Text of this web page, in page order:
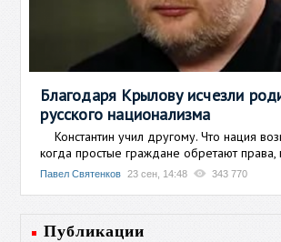
Благодаря Крылову исчезли
русского национализма
Константин учил другому. Что нация
когда простые граждане обретают права,
Павел Святенков 23 сен, 14:48 343 770
Публикации